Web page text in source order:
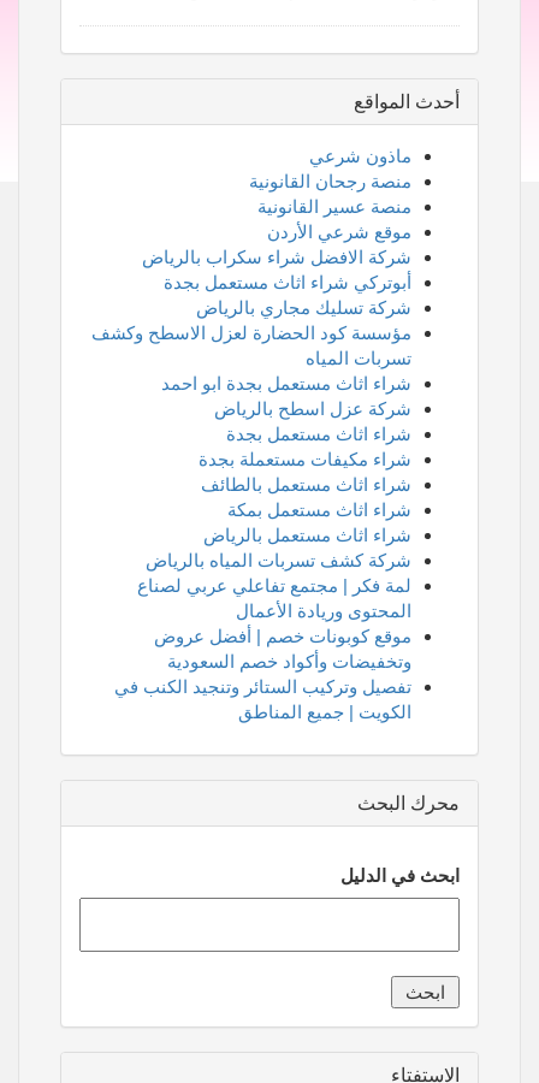
أحدث المواقع
ماذون شرعي
منصة رجحان القانونية
منصة عسير القانونية
موقع شرعي الأردن
شركة الافضل شراء سكراب بالرياض
أبوتركي شراء اثاث مستعمل بجدة
شركة تسليك مجاري بالرياض
مؤسسة كود الحضارة لعزل الاسطح وكشف
تسربات المياه
شراء اثاث مستعمل بجدة ابو احمد
شركة عزل اسطح بالرياض
شراء اثاث مستعمل بجدة
شراء مكيفات مستعملة بجدة
شراء اثاث مستعمل بالطائف
شراء اثاث مستعمل بمكة
شراء اثاث مستعمل بالرياض
شركة كشف تسربات المياه بالرياض
لمة فكر | مجتمع تفاعلي عربي لصناع
المحتوى وريادة الأعمال
موقع كوبونات خصم | أفضل عروض
وتخفيضات وأكواد خصم السعودية
تفصيل وتركيب الستائر وتنجيد الكنب في
الكويت | جميع المناطق
محرك البحث
ابحث في الدليل
الاستفتاء